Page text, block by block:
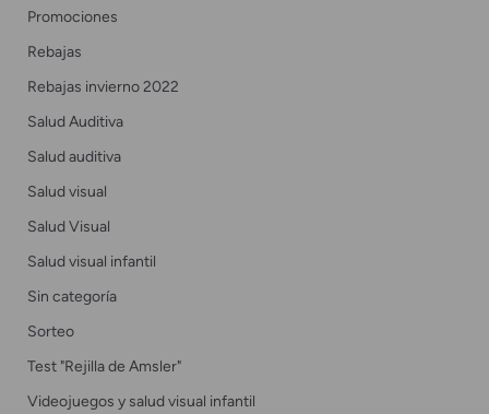
Promociones
Rebajas
Rebajas invierno 2022
Salud Auditiva
Salud auditiva
Salud visual
Salud Visual
Salud visual infantil
Sin categoría
Sorteo
Test "Rejilla de Amsler"
Videojuegos y salud visual infantil